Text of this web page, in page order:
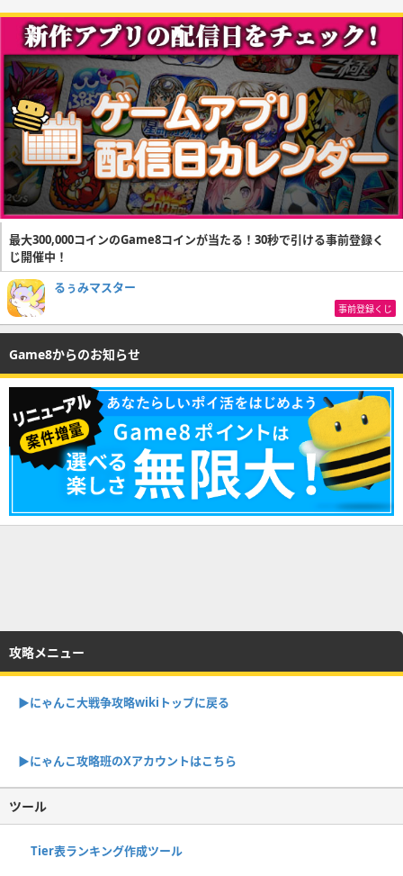
最大300,000コインのGame8コインが当たる！30秒で引ける事前登録く
じ開催中！
るぅみマスター
事前登録くじ
Game8からのお知らせ
攻略メニュー
▶︎にゃんこ大戦争攻略wikiトップに戻る
▶︎にゃんこ攻略班のXアカウントはこちら
ツール
Tier表ランキング作成ツール